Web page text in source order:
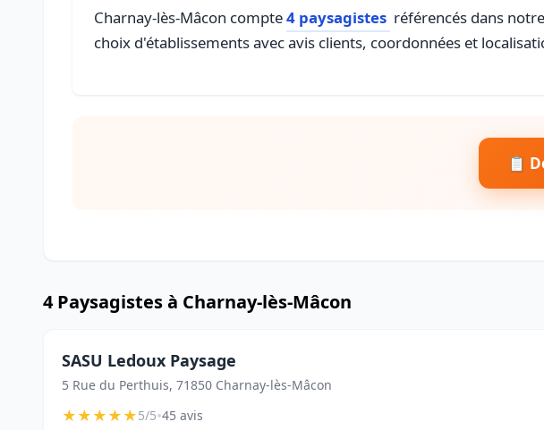
Charnay-lès-Mâcon compte4 paysagistes référencés dans
choix d'établissements avec avis clients, coordonnées et
📋
4 Paysagistes à Charnay-lès-Mâcon
SASU Ledoux Paysage
5 Rue du Perthuis, 71850 Charnay-lès-Mâcon
★★★★★5/5•45 avis